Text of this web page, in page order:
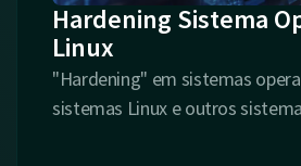
Hardening Sistema
Linux
"Hardening" em sistemas
sistemas Linux e outros